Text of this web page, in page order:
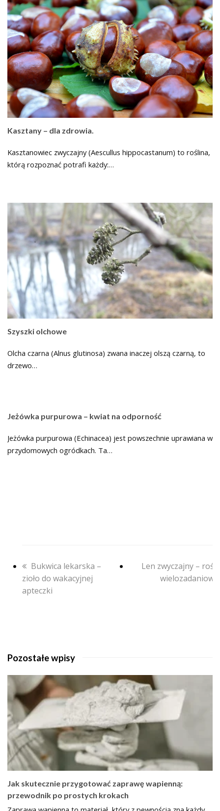
Kasztany – dla zdrowia.
Kasztanowiec zwyczajny (Aescullus hippocastanum) to roślina,
którą rozpoznać potrafi każdy:…
Szyszki olchowe
Olcha czarna (Alnus glutinosa) zwana inaczej olszą czarną, to
drzewo…
Jeżówka purpurowa – kwiat na odporność
Jeżówka purpurowa (Echinacea) jest powszechnie uprawiana w
przydomowych ogródkach. Ta…
previous
post:
Bukwica lekarska –
zioło do wakacyjnej
apteczki
next
post:
Len zwyczajny –
wielozadaniowa
Pozostałe wpisy
Jak skutecznie przygotować zaprawę wapienną:
przewodnik po prostych krokach